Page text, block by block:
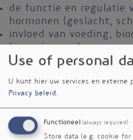
de functie en regulatie
hormonen (geslacht,
invloed van voeding,
beweging op hormonen
herkennen van klachten
opstellen van
leefstijl en suppletie
aanpak
Use of personal
U kunt hier uw services en externe
Privacy beleid.
Functioneel (always required)
Store data (e.g. cookie for